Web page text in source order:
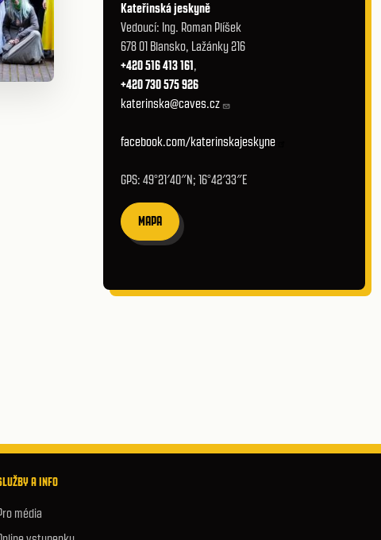
Kateřinská jeskyně
Vedoucí: Ing. Roman Plíšek
678 01 Blansko, Lažánky 216
+420 516 413 161,
+420 730 575 926
katerinska@caves.cz
facebook.com/katerinskajeskyne
GPS: 49°21′40″N; 16°42′33″E
MAPA
A INFO
média